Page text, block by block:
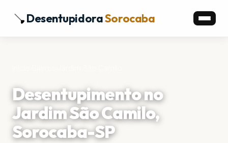
DesentupidoraSorocaba
Desentupimento no
Jardim São Camilo,
Sorocaba-SP